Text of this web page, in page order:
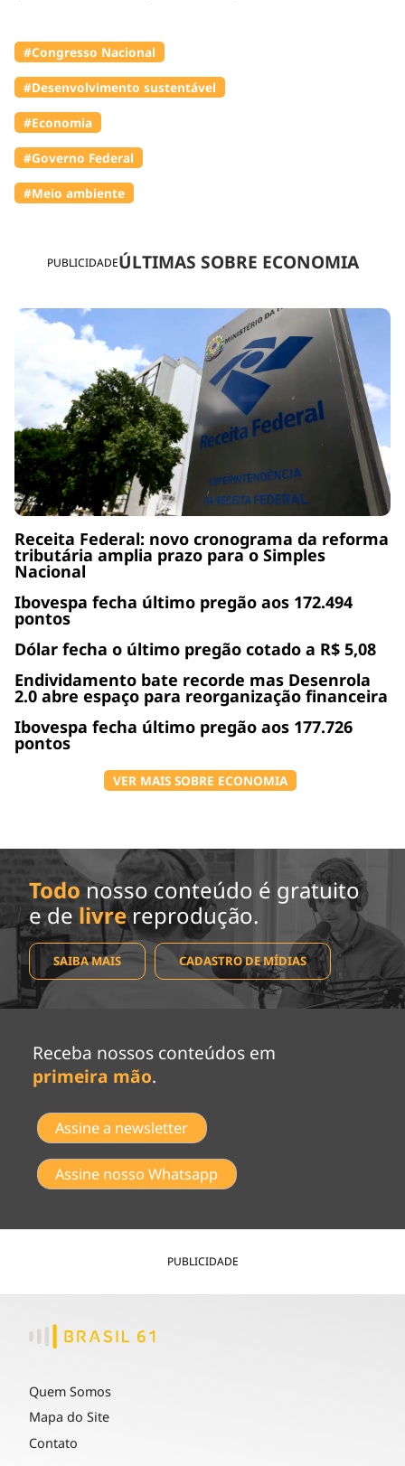
PUBLICIDADEÚLTIMAS SOBRE ECONOMIA
Receita Federal: novo cronograma da reforma
tributária amplia prazo para o Simples
Nacional
Ibovespa fecha último pregão aos 172.494
pontos
Dólar fecha o último pregão cotado a R$ 5,08
Endividamento bate recorde mas Desenrola
2.0 abre espaço para reorganização financeira
Ibovespa fecha último pregão aos 177.726
pontos
VER MAIS SOBRE ECONOMIA
#Congresso Nacional
#Desenvolvimento sustentável
#Economia
#Governo Federal
#Meio ambiente
Todo nosso conteúdo é gratuito
e de livrereprodução.
SAIBA MAIS CADASTRO DE MÍDIAS
Receba nossos conteúdos em
primeira mão.
Assine a newsletter
Assine nosso Whatsapp
PUBLICIDADE
Quem Somos
Mapa do Site
Contato